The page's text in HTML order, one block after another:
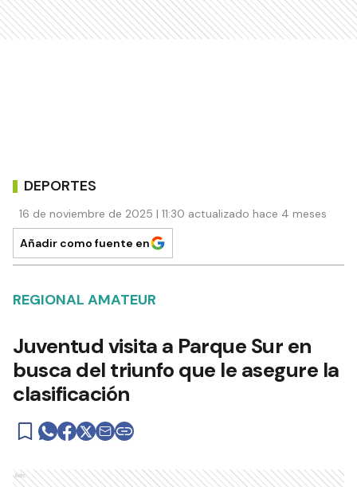
DEPORTES
16 de noviembre de 2025 | 11:30 actualizado hace 4 meses
Añadir como fuente en
REGIONAL AMATEUR
Juventud visita a Parque Sur en
busca del triunfo que le asegure la
clasificación
Ads